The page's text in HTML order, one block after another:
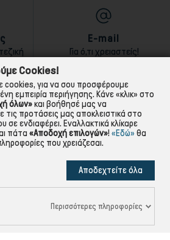
E-mail
Για ό,τι χρειαστείς!
Cookies!
cookies, για να σου προσφέρουμε
εμπειρία περιήγησης. Κάνε «κλικ» στο
όλων»και βοήθησέ μας να
προτάσεις μας αποκλειστικά στο
σε ενδιαφέρει. Εναλλακτικά κλίκαρε
πάτα «Αποδοχή επιλογών»! «Εδώ» θα
που χρειάζεσαι.
Αποδεχτείτε όλα
Περισσότερες πληροφορίες